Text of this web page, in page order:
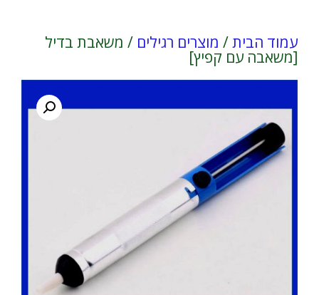
עמוד הבית/ מוצרים רגילים / משאבת בדיל
[משאבה עם קפיץ]